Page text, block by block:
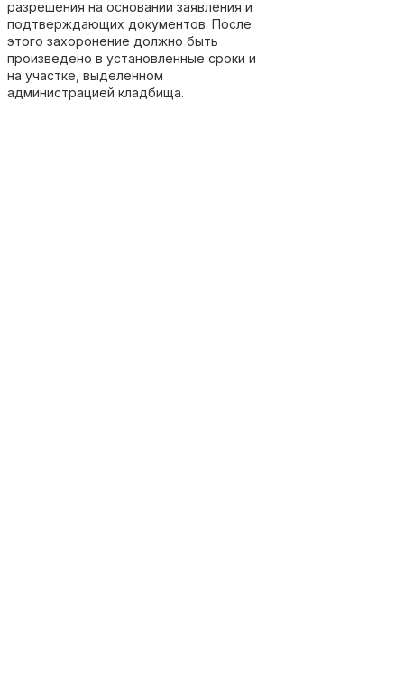
разрешения на основании заявления и
подтверждающих документов. После
этого захоронение должно быть
произведено в установленные сроки и
на участке, выделенном
администрацией кладбища.